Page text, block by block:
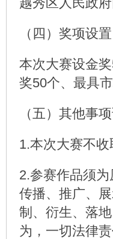
（四）奖项设置
本次大赛设金
奖50个、最具
（五）其他事
1.本次大赛不收
2.参赛作品须
传播、推广、
制、衍生、落
为，一切法律